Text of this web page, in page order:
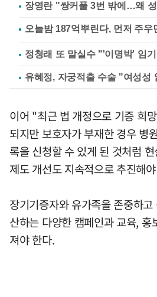
장영란 "쌍커풀 3번 밖에…왜
정청래 또 말실수 "'이명박' 임
유혜정, 자궁적출 수술 "여성
이어 "최근 법 개정으로 기증 희
되지만 보호자가 부재한 경우 병
록을 신청할 수 있게 된 것처럼
제도 개선도 지속적으로 추진해
장기기증자와 유가족을 존중하
산하는 다양한 캠페인과 교육, 홍
져야 한다.